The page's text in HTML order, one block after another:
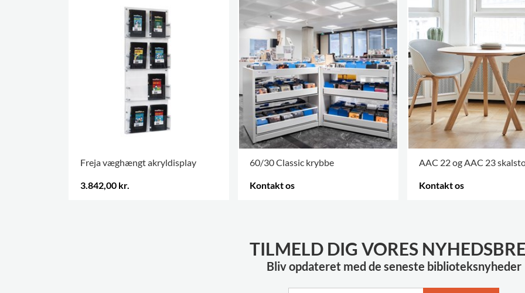
Freja væghængt akryldisplay
3.842,00 kr.
60/30 Classic krybbe
Kontakt os
AAC 22 og AAC 23
Kontakt os
TILMELD DIG VORES
Bliv opdateret med de seneste biblioteksnyheder